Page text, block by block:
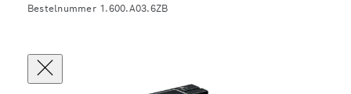
Bestelnummer 1.600.A03.6ZB